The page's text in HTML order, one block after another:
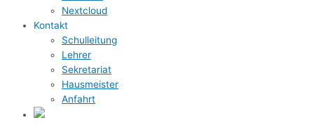
Nextcloud
Kontakt
Schulleitung
Lehrer
Sekretariat
Hausmeister
Anfahrt